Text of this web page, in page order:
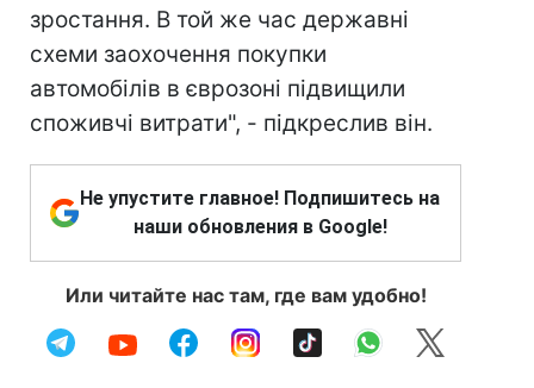
зростання. В той же час державні
схеми заохочення покупки
автомобілів в єврозоні підвищили
споживчі витрати", - підкреслив він.
Не упустите главное! Подпишитесь на
наши обновления в Google!
Или читайте нас там, где вам удобно!